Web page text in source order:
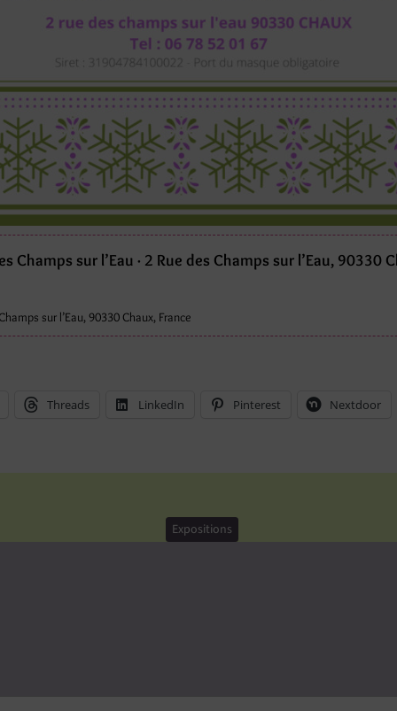
Champs sur l’Eau · 2 Rue des Champs sur l’Eau, 90330
sur l’Eau, 90330 Chaux, France
Threads LinkedIn Pinterest Nextdoor
Expositions